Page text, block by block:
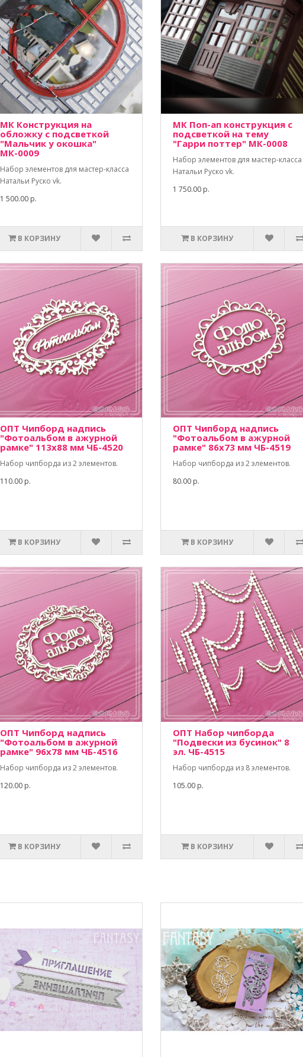
МК Конструкция на
обложку с подсветкой
"Мальчик у окошка"
МК-0009
Набор элементов для мастер-класса
Натальи Руско vk.
1 500.00 р.
В КОРЗИНУ
МК Поп-ап конструкция с
подсветкой на тему
"Гарри поттер" МК-0008
Набор элементов для мастер-класса
Натальи Руско vk.
1 750.00 р.
В КОРЗИНУ
ОПТ Чипборд надпись
"Фотоальбом в ажурной
рамке" 113х88 мм ЧБ-4520
Набор чипборда из 2 элементов.
110.00 р.
В КОРЗИНУ
ОПТ Чипборд надпись
"Фотоальбом в ажурной
рамке" 86х73 мм ЧБ-4519
Набор чипборда из 2 элементов.
80.00 р.
В КОРЗИНУ
ОПТ Чипборд надпись
"Фотоальбом в ажурной
рамке" 96х78 мм ЧБ-4516
Набор чипборда из 2 элементов.
120.00 р.
В КОРЗИНУ
ОПТ Набор чипборда
"Подвески из бусинок" 8
эл. ЧБ-4515
Набор чипборда из 8 элементов.
105.00 р.
В КОРЗИНУ